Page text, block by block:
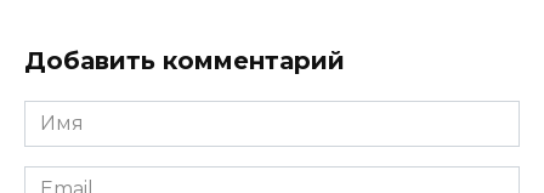
Добавить комментарий
Имя
*
Email